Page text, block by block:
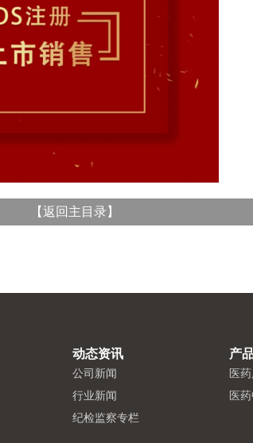
【返回主目录 】
动态资讯
公司新闻
行业新闻
纪检监察专栏
产
医
医